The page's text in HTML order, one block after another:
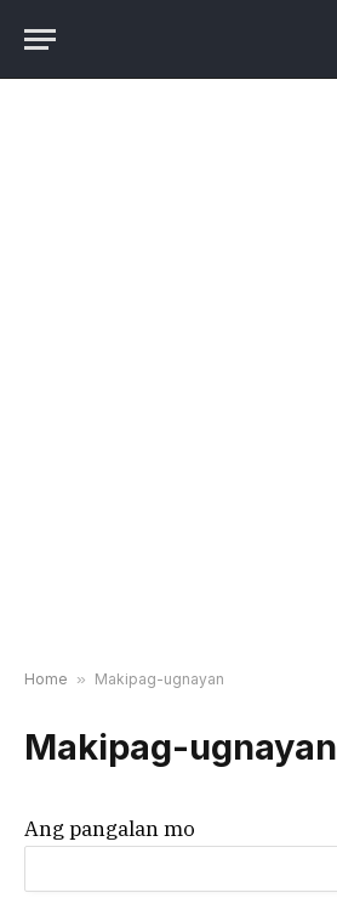
Home » Makipag-ugnayan
Makipag-ugnayan
Ang pangalan mo